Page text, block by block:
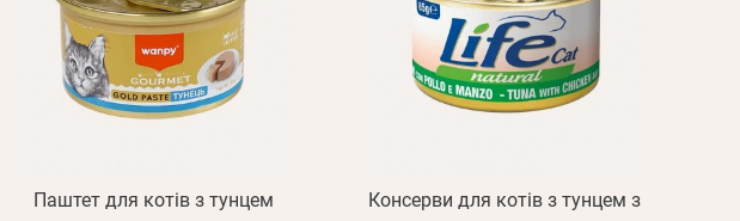
Паштет для котів з тунцем
Консерви для котів з тунцем з